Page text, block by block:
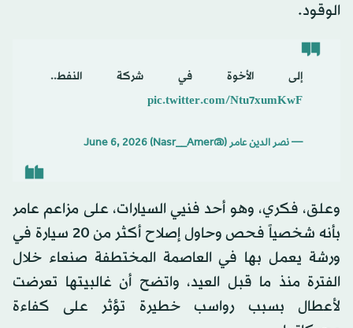
الوقود.
إلى الأخوة في شركة النفط..
pic.twitter.com/Ntu7xumKwF
— نصر الدين عامر (@Nasr__Amer) June 6, 2026
وعلق، فكري، وهو أحد فنيي السيارات، على مزاعم عامر
بأنه شخصياً فحص وحاول إصلاح أكثر من 20 سيارة في
ورشة يعمل بها في العاصمة المختطفة صنعاء خلال
الفترة منذ ما قبل العيد، واتضح أن غالبيتها تعرضت
لأعطال بسبب رواسب خطيرة تؤثر على كفاءة